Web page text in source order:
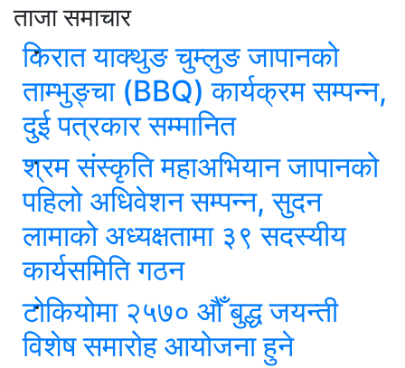
ताजा समाचार
किरात याक्थुङ चुम्लुङ जापानको
ताम्भुङ्चा (BBQ) कार्यक्रम सम्पन्न,
दुई पत्रकार सम्मानित
श्रम संस्कृति महाअभियान जापानको
पहिलो अधिवेशन सम्पन्न, सुदन
लामाको अध्यक्षतामा ३९ सदस्यीय
कार्यसमिति गठन
टोकियोमा २५७० औँ बुद्ध जयन्ती
विशेष समारोह आयोजना हुने